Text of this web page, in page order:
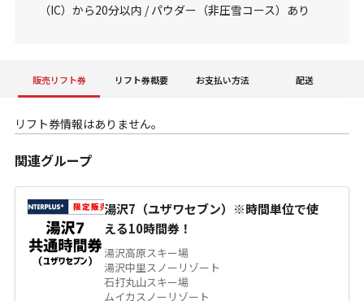
（IC）から20分以内 / パウダー（非圧雪コース）あり
販売リフト券 リフト券概要 お支払い方法 配送
リフト券情報はありません。
関連グループ
湯沢7（ユザワセブン）※時間単位で使
える10時間券！
湯沢高原スキー場
湯沢中里スノーリゾート
石打丸山スキー場
ムイカスノーリゾート